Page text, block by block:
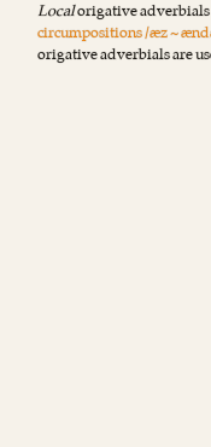
Localorigative
circumpositions /æz ~
origative adverbials are